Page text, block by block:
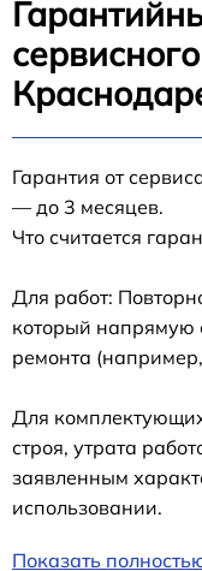
Гарантия от
— до 3 месяцев.
Что считается
Для работ:
который напрямую
ремонта
Для
строя, утрата
заявленным
использовании.
Показать